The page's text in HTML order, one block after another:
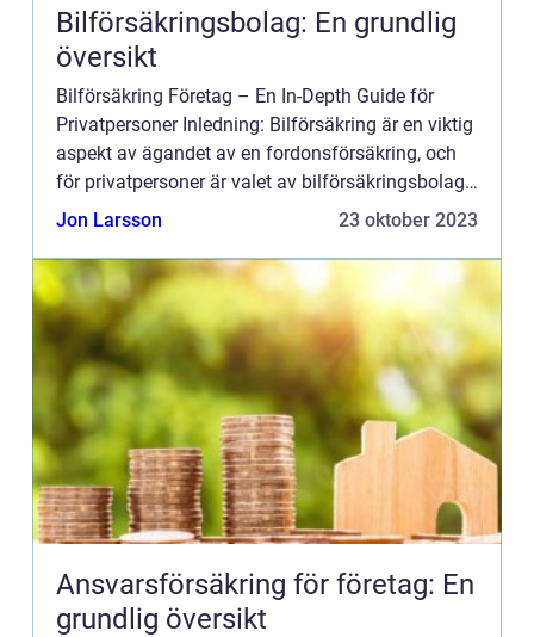
Bilförsäkringsbolag: En grundlig
översikt
Bilförsäkring Företag – En In-Depth Guide för
Privatpersoner Inledning: Bilförsäkring är en viktig
aspekt av ägandet av en fordonsförsäkring, och
för privatpersoner är valet av bilförsäkringsbolag
av stor betydelse. Det finns ett antal faktorer...
Jon Larsson 23 oktober 2023
Ansvarsförsäkring för företag: En
grundlig översikt